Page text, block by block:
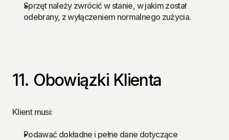
Sprzęt należy zwrócić w stanie, w jakim został
odebrany, z wyłączeniem normalnego zużycia.
11. Obowiązki Klienta
Klient musi:
Podawać dokładne i pełne dane dotyczące